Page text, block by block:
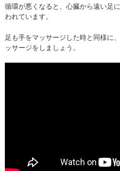
循環が悪くなると、心臓から遠い足
われています。
足も手をマッサージした時と同様に
ッサージをしましょう。